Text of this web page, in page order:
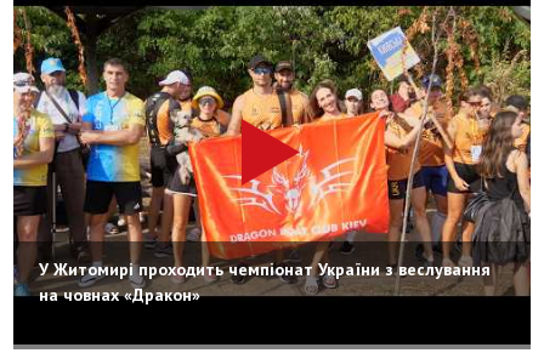
У Житомирі проходить чемпіонат України з веслування
на човнах «Дракон»